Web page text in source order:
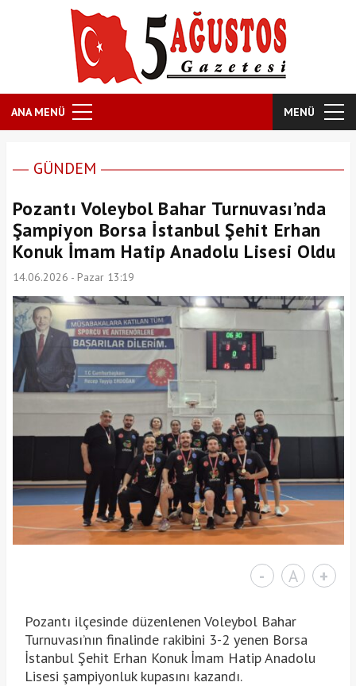
ANA MENÜ MENÜ
GÜNDEM
Pozantı Voleybol Bahar Turnuvası’nda
Şampiyon Borsa İstanbul Şehit Erhan
Konuk İmam Hatip Anadolu Lisesi Oldu
14.06.2026 - Pazar 13:19
- A +
Pozantı ilçesinde düzenlenen Voleybol Bahar
Turnuvası’nın finalinde rakibini 3-2 yenen Borsa
İstanbul Şehit Erhan Konuk İmam Hatip Anadolu
Lisesi şampiyonluk kupasını kazandı.